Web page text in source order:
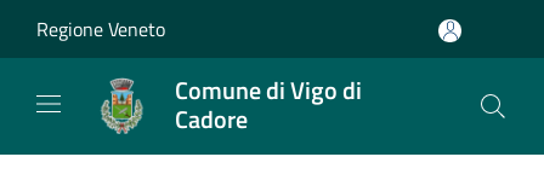
Regione Veneto
Comune di Vigo di
Cadore